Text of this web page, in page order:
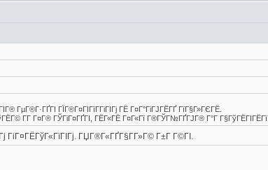
ГµГ®Г·ГҐГІ ГЇГ®Г¤ГІГїГ­ГіГІГј ГЁ Г¤Г°ГіГЈГЁГҐ ГїГ§Г»ГЄГЁ.
Г­Г Г¤Г® ГЎГіГ¤ГҐГІ, ГЁГ«ГЁ Г¤Г«Гї Г®ГЎГ№ГҐГЈГ® Г°Г Г§ГўГЁГІГЁГї.
ГіГ¤ГЁГўГ«ГїГІГј. ГЏГ®Г«ГҐГ§Г­Г»Г© Г±Г Г©ГІ.